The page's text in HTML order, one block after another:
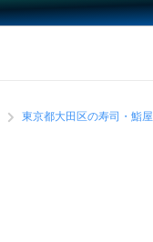
東京都大田区の寿司・鮨屋